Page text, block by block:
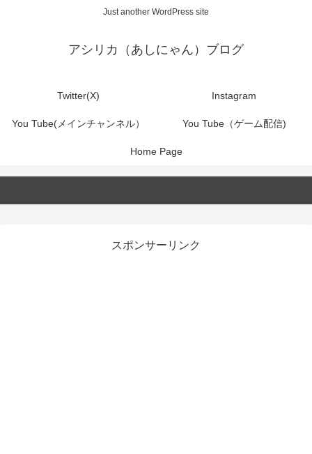
Just another WordPress site
アシリカ（あしにゃん）ブログ
Twitter(X) Instagram
You Tube(メインチャンネル） You Tube（ゲーム配信)
Home Page
スポンサーリンク